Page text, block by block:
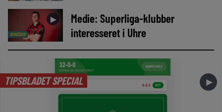
NYHEDER
►
Medie: Superliga-klubber
interesseret i Uhre
TIPSBLADET SPECIAL ►